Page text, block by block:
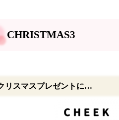
CHRISTMAS3
リスマスプレゼントに…